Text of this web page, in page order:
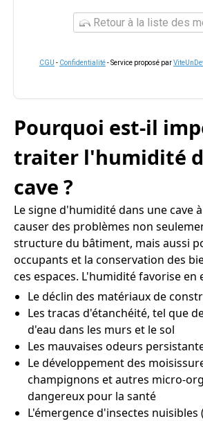
Retour à la liste des
CGU - Confidentialité- Service proposé par
Pourquoi est-il
traiter l'humidité
cave ?
Le signe d'humidité dans une cave
causer des problèmes non
structure du bâtiment, mais aussi
occupants et la conservation des
ces espaces. L'humidité favorise en
Le déclin des matériaux de
Les tracas d'étanchéité, tel que
d'eau dans les murs et le sol
Les mauvaises odeurs
Le développement des
champignons et autres micro-
dangereux pour la santé
L'émergence d'insectes nuisibles